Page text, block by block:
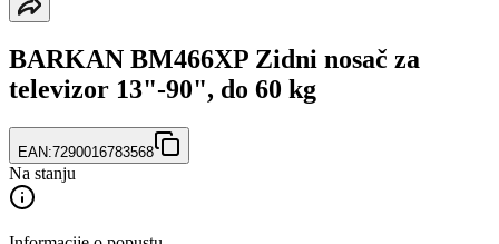
BARKAN BM466XP Zidni nosač za
televizor 13"-90", do 60 kg
EAN:7290016783568
Na stanju